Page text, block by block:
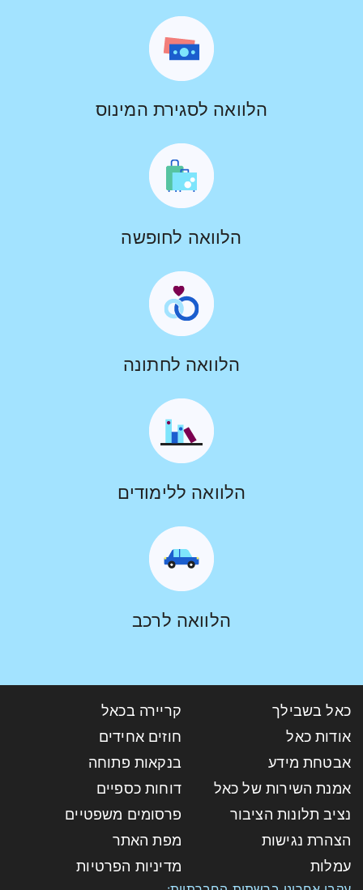
הלוואה לסגירת המינוס
הלוואה לחופשה
הלוואה לחתונה
הלוואה ללימודים
הלוואה לרכב
כאל בשבילך
קריירה בכאל
אודות כאל
חוזים אחידים
אבטחת מידע
בנקאות פתוחה
אמנת השירות של כאל
דוחות כספיים
נציב תלונות הציבור
פרסומים משפטיים
הצהרת נגישות
מפת האתר
עמלות
מדיניות הפרטיות